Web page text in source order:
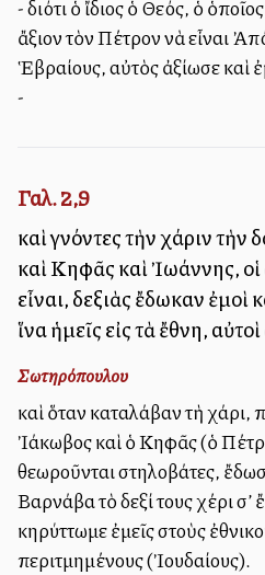
- διότι ὁ ἴδιος ὁ Θεός, ὁ
ἄξιον τὸν Πέτρον νὰ εἶναι
Ἑβραίους, αὐτὸς ἀξίωσε καὶ
-
Γαλ. 2,9
καὶ γνόντες τὴν χάριν τὴν
καὶ Κηφᾶς καὶ Ἰωάννης, οἱ
εἶναι, δεξιὰς ἔδωκαν
ἵνα ἡμεῖς εἰς τὰ ἔθνη,
Σωτηρόπουλου
καὶ ὅταν καταλάβαν τὴ χάρι,
Ἰάκωβος καὶ ὁ Κηφᾶς (ὁ
θεωροῦνται στηλοβάτες,
Βαρνάβα τὸ δεξί τους χέρι σ’
κηρύττωμε ἐμεῖς στοὺς
περιτμημένους (Ἰουδαίους).